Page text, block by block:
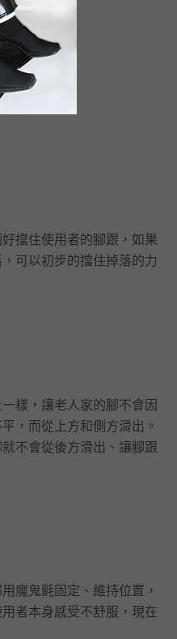
擋住使用者的腳跟，如果
可以初步的擋住掉落的力
樣，讓老人家的腳不會因
，而從上方和側方滑出。
不會從後方滑出、讓腳跟
魔鬼氈固定、維持位置，
者本身感受不舒服，現在